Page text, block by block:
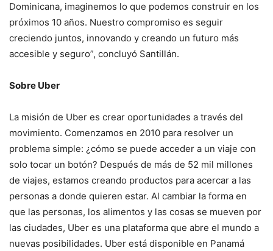
Dominicana, imaginemos lo que podemos construir en los
próximos 10 años. Nuestro compromiso es seguir
creciendo juntos, innovando y creando un futuro más
accesible y seguro”, concluyó Santillán.
Sobre Uber
La misión de Uber es crear oportunidades a través del
movimiento. Comenzamos en 2010 para resolver un
problema simple: ¿cómo se puede acceder a un viaje con
solo tocar un botón? Después de más de 52 mil millones
de viajes, estamos creando productos para acercar a las
personas a donde quieren estar. Al cambiar la forma en
que las personas, los alimentos y las cosas se mueven por
las ciudades, Uber es una plataforma que abre el mundo a
nuevas posibilidades. Uber está disponible en Panamá